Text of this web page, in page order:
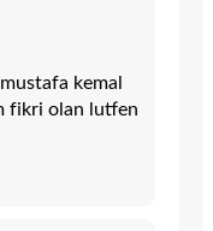
kemal
fikri olan lutfen